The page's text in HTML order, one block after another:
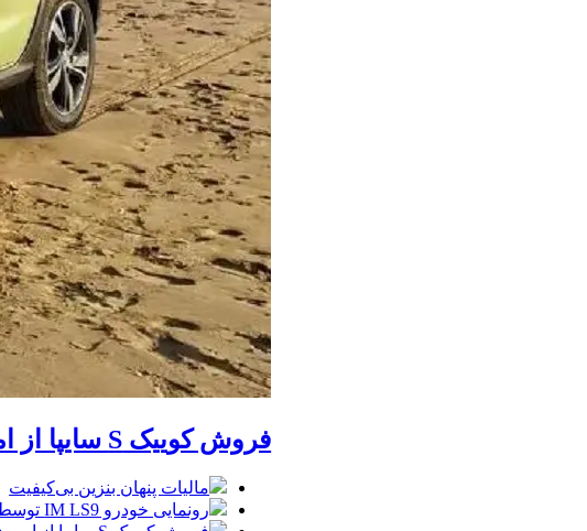
فروش کوییک S سایپا از امروز آغاز شد؛ جزئیات ثبت‌نام و شرایط
مالیات پنهان بنزین بی‌کیفیت
رونمایی خودرو IM LS9 توسط نیکا موتور ، لوکس ترین شاسی بلند EREV در ایران